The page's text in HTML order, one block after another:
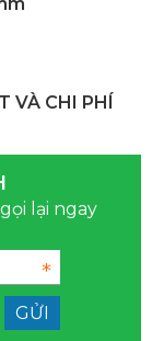
VÀ CHI PHÍ
lại ngay